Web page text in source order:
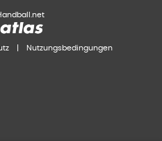
Nutzungsbedingungen